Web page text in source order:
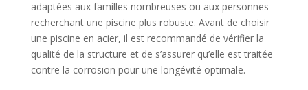
adaptées aux familles nombreuses ou aux personnes
recherchant une piscine plus robuste. Avant de choisir
une piscine en acier, il est recommandé de vérifier la
qualité de la structure et de s’assurer qu’elle est traitée
contre la corrosion pour une longévité optimale.